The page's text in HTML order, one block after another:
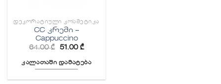
ᲓᲔᲙᲝᲠᲐᲢᲘᲣᲚᲘ ᲙᲝᲡᲛᲔᲢᲘᲙᲐ
CC კრემი –
Cappuccino
64.00₾ 51.00 ₾
კალათაში დამატება